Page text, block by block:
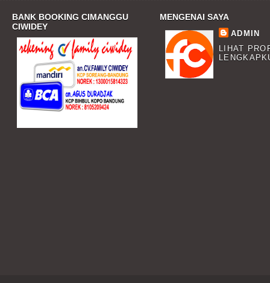
BANK BOOKING CIMANGGU
CIWIDEY
MENGENAI SAYA
ADMIN
LIHAT